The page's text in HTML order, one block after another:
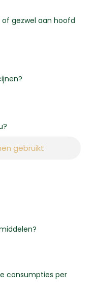
gezwel aan hoofd
consumpties per